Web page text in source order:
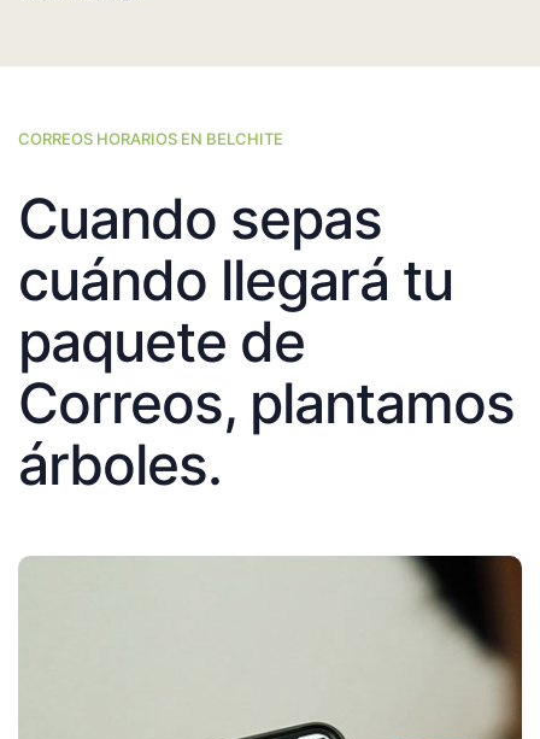
CORREOS HORARIOS EN BELCHITE
Cuando sepas
cuándo llegará tu
paquete de
Correos, plantamos
árboles.